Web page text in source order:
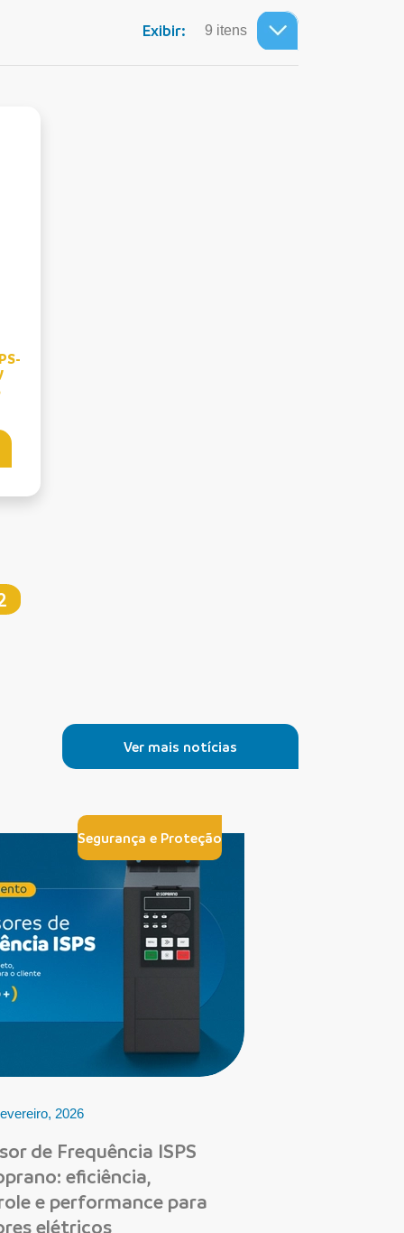
Exibir:
Ver mais notícias
Segurança e Proteção
2026
de Frequência ISPS
eficiência,
e performance para
elétricos